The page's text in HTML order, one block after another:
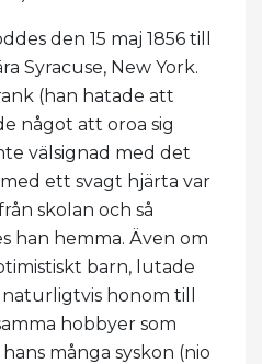
den 15 maj 1856 till
Syracuse, New York.
(han hatade att
något att oroa sig
välsignad med det
ett svagt hjärta var
skolan och så
han hemma. Även om
barn, lutade
honom till
hobbyer som
många syskon (nio